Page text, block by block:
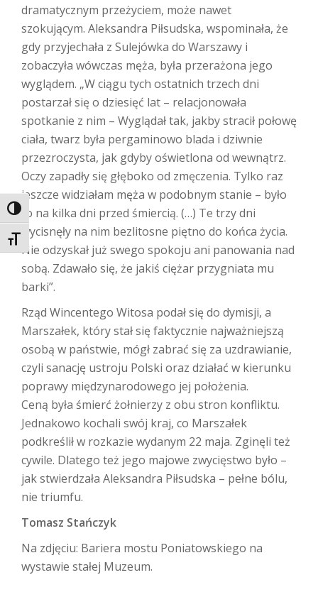
TOGGLE HIGH CONTRAST
TOGGLE FONT SIZE
dramatycznym przeżyciem, może nawet
szokującym. Aleksandra Piłsudska, wspominała, że
gdy przyjechała z Sulejówka do Warszawy i
zobaczyła wówczas męża, była przerażona jego
wyglądem. „W ciągu tych ostatnich trzech dni
postarzał się o dziesięć lat – relacjonowała
spotkanie z nim – Wyglądał tak, jakby stracił połowę
ciała, twarz była pergaminowo blada i dziwnie
przezroczysta, jak gdyby oświetlona od wewnątrz.
Oczy zapadły się głęboko od zmęczenia. Tylko raz
jeszcze widziałam męża w podobnym stanie – było
to na kilka dni przed śmiercią. (…) Te trzy dni
wycisnęły na nim bezlitosne piętno do końca życia.
Nie odzyskał już swego spokoju ani panowania nad
sobą. Zdawało się, że jakiś ciężar przygniata mu
barki”.
Rząd Wincentego Witosa podał się do dymisji, a
Marszałek, który stał się faktycznie najważniejszą
osobą w państwie, mógł zabrać się za uzdrawianie,
czyli sanację ustroju Polski oraz działać w kierunku
poprawy międzynarodowego jej położenia.
Ceną była śmierć żołnierzy z obu stron konfliktu.
Jednakowo kochali swój kraj, co Marszałek
podkreślił w rozkazie wydanym 22 maja. Zginęli też
cywile. Dlatego też jego majowe zwycięstwo było –
jak stwierdzała Aleksandra Piłsudska – pełne bólu,
nie triumfu.
Tomasz Stańczyk
Na zdjęciu: Bariera mostu Poniatowskiego na
wystawie stałej Muzeum.